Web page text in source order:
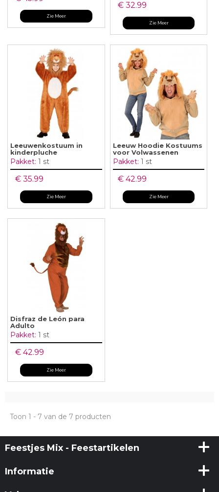
Zie Meer
€ 32.99
Zie Meer
Leeuwenkostuum in
kinderpluche
Pakket: 1 st
€ 35.99
Zie Meer
Leeuw Hoodie Kostuums
voor Volwassenen
Pakket: 1 st
€ 42.99
Zie Meer
Disfraz de León para
Adulto
Pakket: 1 st
€ 42.99
Zie Meer
Toon 1 - 7 van de 7 producten
Feestjes Mix - Feestartikelen
Informatie